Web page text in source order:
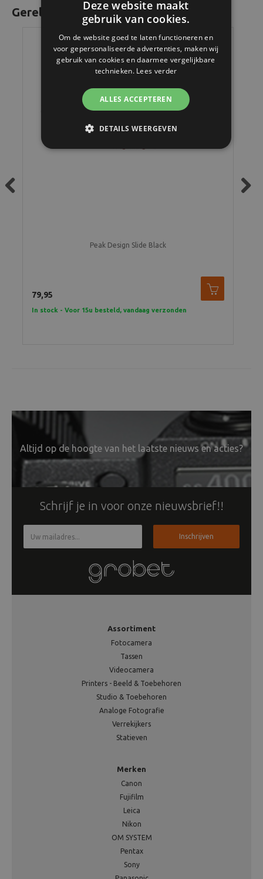
Gerelateerde producten
Peak Design Slide Black
79,95
In stock - Voor 15u besteld, vandaag verzonden
Altijd op de hoogte van het laatste nieuws en acties?
Schrijf je in voor onze nieuwsbrief!!
Inschrijven
Assortiment
Fotocamera
Tassen
Videocamera
Printers - Beeld & Toebehoren
Studio & Toebehoren
Analoge Fotografie
Verrekijkers
Statieven
Merken
Canon
Fujifilm
Leica
Nikon
OM SYSTEM
Pentax
Sony
Deze website maakt
gebruik van cookies.
Om de website goed te laten functioneren en
voor gepersonaliseerde advertenties, maken wij
gebruik van cookies en daarmee vergelijkbare
technieken. Lees verder
ALLES ACCEPTEREN
DETAILS WEERGEVEN